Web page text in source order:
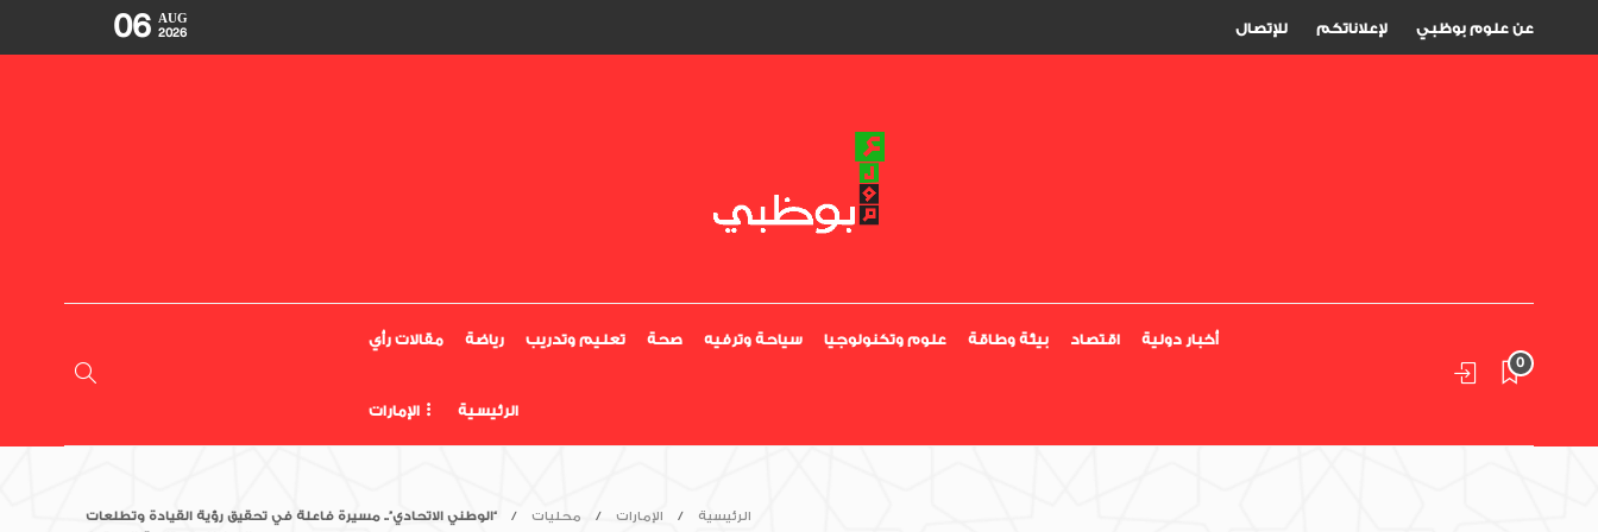
للإتصال لإعلاناتكم عن علوم بوظبي 06 AUG
2026
مقالات رأي رياضة تعليم وتدريب صحة سياحة وترفيه علوم وتكنولوجيا بيئة وطاقة اقتصاد أخبار دولية
الإمارات الرئيسية
0
الرئيسية الإمارات محليات
“الوطني الاتحادي”.. مسيرة فاعلة في تحقيق رؤية القيادة وتطلعات